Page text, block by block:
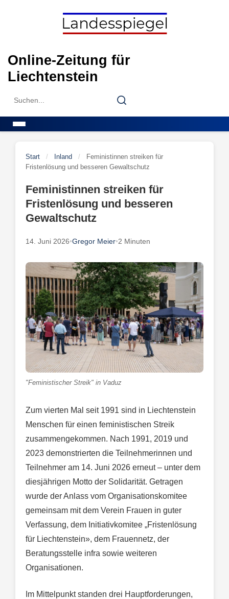
Online-Zeitung für
Liechtenstein
Search
Search
Start / Inland /
Feministinnen streiken für
Fristenlösung und besseren Gewaltschutz
Feministinnen streiken für
Fristenlösung und besseren
Gewaltschutz
14. Juni 2026•Gregor Meier•2 Minuten
"Feministischer Streik" in Vaduz
Zum vierten Mal seit 1991 sind in Liechtenstein
Menschen für einen feministischen Streik
zusammengekommen. Nach 1991, 2019 und
2023 demonstrierten die Teilnehmerinnen und
Teilnehmer am 14. Juni 2026 erneut – unter dem
diesjährigen Motto der Solidarität. Getragen
wurde der Anlass vom Organisationskomitee
gemeinsam mit dem Verein Frauen in guter
Verfassung, dem Initiativkomitee „Fristenlösung
für Liechtenstein», dem Frauennetz, der
Beratungsstelle infra sowie weiteren
Organisationen.
Im Mittelpunkt standen drei Hauptforderungen,